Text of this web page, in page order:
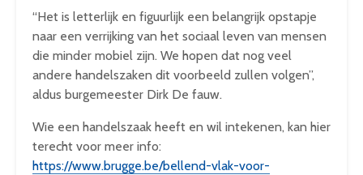
“Het is letterlijk en figuurlijk een belangrijk opstapje
naar een verrijking van het sociaal leven van mensen
die minder mobiel zijn. We hopen dat nog veel
andere handelszaken dit voorbeeld zullen volgen”,
aldus burgemeester Dirk De fauw.
Wie een handelszaak heeft en wil intekenen, kan hier
terecht voor meer info:
https://www.brugge.be/bellend-vlak-voor-